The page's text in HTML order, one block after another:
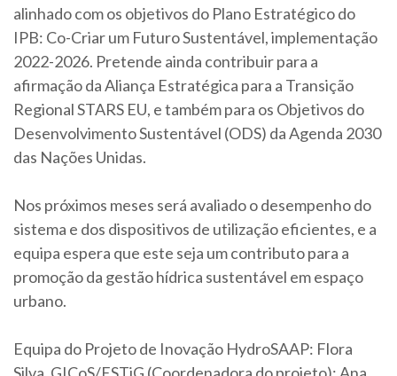
alinhado com os objetivos do Plano Estratégico do
IPB: Co-Criar um Futuro Sustentável, implementação
2022-2026. Pretende ainda contribuir para a
afirmação da Aliança Estratégica para a Transição
Regional STARS EU, e também para os Objetivos do
Desenvolvimento Sustentável (ODS) da Agenda 2030
das Nações Unidas.
Nos próximos meses será avaliado o desempenho do
sistema e dos dispositivos de utilização eficientes, e a
equipa espera que este seja um contributo para a
promoção da gestão hídrica sustentável em espaço
urbano.
Equipa do Projeto de Inovação HydroSAAP: Flora